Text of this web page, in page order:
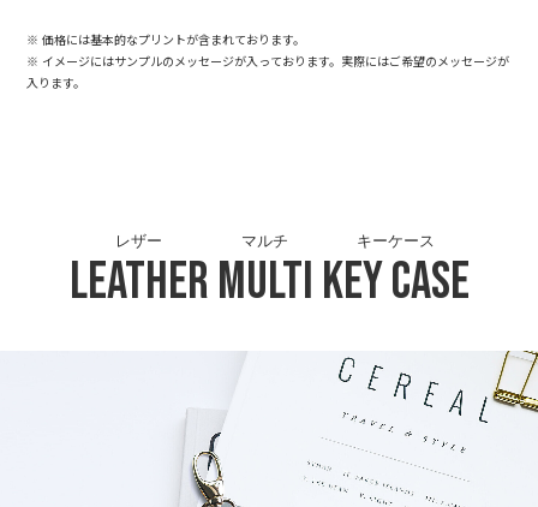
※ 価格には基本的なプリントが含まれております。
※ イメージにはサンプルのメッセージが入っております。実際にはご希望のメッセージが
入ります。
Leather
レザー
Multi
マルチ
Key Case
キーケース